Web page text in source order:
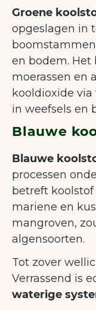
Groene
opgeslagen in
en bodem. Het
moerassen en
kooldioxide via
in weefsels en
Blauwe
Blauwe
processen
betreft
mariene en
mangroven,
algensoorten.
Tot zover
Verrassend is
waterige